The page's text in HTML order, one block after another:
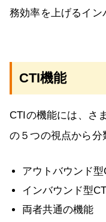
務効率を上げるイン
CTI機能
CTIの機能には、さ
の５つの視点から分
アウトバウンド
インバウンド型
両者共通の機能